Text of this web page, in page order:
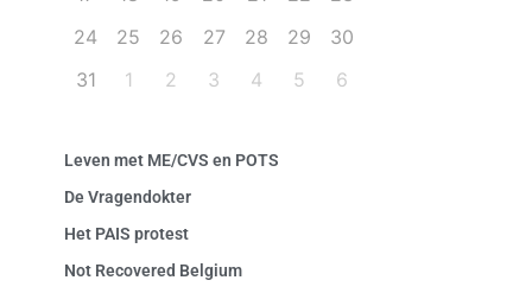
24
25 26 27 28 29
30
31
1 2 3 4 5 6
Leven met ME/CVS en POTS
De Vragendokter
Het PAIS protest
Not Recovered Belgium